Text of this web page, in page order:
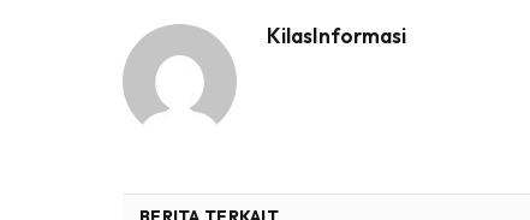
KilasInformasi